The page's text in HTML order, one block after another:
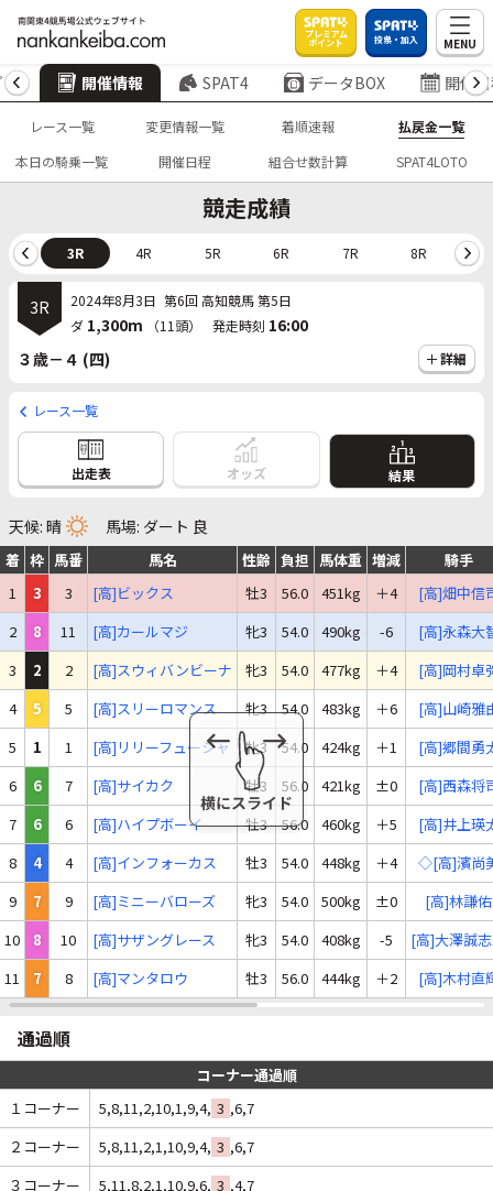
プレミアム
ポイント 投票・加入 MENU
開催情報 SPAT4 データBOX 開催
レース一覧 変更情報一覧 着順速報
払戻金一覧
本日の騎乗一覧
開催日程 組合せ数計算 SPAT4LOTO
競走成績
3R 4R 5R 6R 7R 8R
3R 2024年8月3日 第6回 高知競馬 第5日
ダ 1,300m （11頭） 発走時刻 16:00
３歳－４ (四)
詳細
レース一覧
出走表 オッズ 結果
天候: 晴 馬場: ダート 良
着 枠 馬番 馬名 性齢 負担 馬体重 増減
騎手
1
3 3 [高]ビックス 牡3 56.0 451kg ＋4
[高]畑中信
2
8 11 [高]カールマジ 牝3 54.0 490kg -6
[高]永森大
3
2 2 [高]スウィバンビーナ 牝3 54.0 477kg ＋4
[高]岡村卓
4
5 5 [高]スリーロマンス 牝3 54.0 483kg ＋6
[高]山崎雅
5
1 1 [高]リリーフューシャ 牝3 54.0 424kg ＋1
[高]郷間勇
6
6 7 [高]サイカク 牡3 56.0 421kg ±0
[高]西森将
7
6 6 [高]ハイプボーイ 牡3 56.0 460kg ＋5
[高]井上瑛
8
4 4 [高]インフォーカス 牡3 54.0 448kg ＋4
◇[高]濱尚
9
7 9 [高]ミニーバローズ 牝3 54.0 500kg ±0
[高]林謙佑
10
8 10 [高]サザングレース 牝3 54.0 408kg -5
[高]大澤誠
11
7 8 [高]マンタロウ 牡3 56.0 444kg ＋2 [高]木村直
通過順
コーナー通過順
１コーナー
5,8,11,2,10,1,9,4, 3 ,6,7
２コーナー
5,8,11,2,1,10,9,4, 3 ,6,7
３コーナー
5,11,8,2,1,10,9,6, 3 ,4,7